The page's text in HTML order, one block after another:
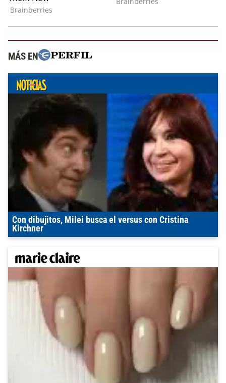
MÁS EN
Con dibujitos, Milei busca el versus con Cristina
Kirchner